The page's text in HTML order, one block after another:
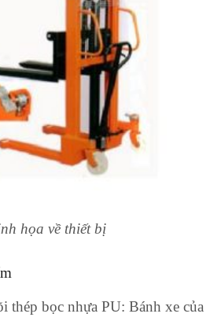
họa về thiết bị
thép bọc nhựa PU: Bánh xe của